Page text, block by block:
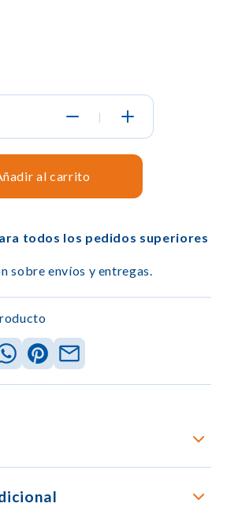
|
al carrito
todos los pedidos superiores
sobre envíos y entregas.